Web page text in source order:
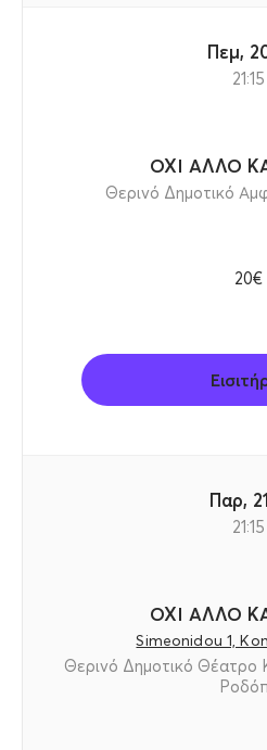
Πεμ,
21:15
ΟΧΙ ΑΛΛΟ
Θερινό Δημοτικό
20€
Παρ,
21:15
ΟΧΙ ΑΛΛΟ
Simeonidou 1,
Θερινό Δημοτικό Θέατρο